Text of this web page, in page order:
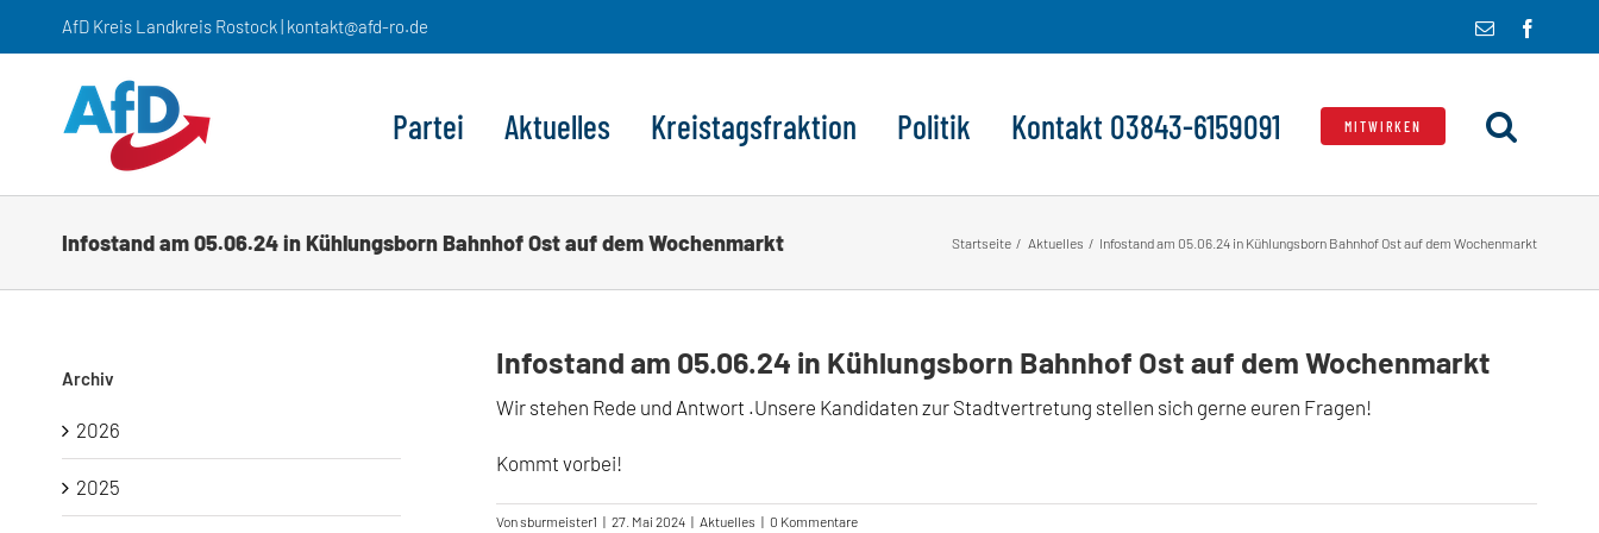
AfD Kreis Landkreis Rostock | kontakt@afd-ro.de
E-
Partei Aktuelles Kreistagsfraktion Politik Kontakt 03843-6159091 MITWIRKEN
Infostand am 05.06.24 in Kühlungsborn Bahnhof Ost auf dem Wochenmarkt Startseite Aktuelles Infostand am 05.06.24 in Kühlungsborn Bahnhof Ost auf dem Wochenmarkt
Infostand am 05.06.24 in Kühlungsborn Bahnhof Ost auf dem Wochenmarkt
Wir stehen Rede und Antwort .Unsere Kandidaten zur Stadtvertretung stellen sich gerne euren Fragen!
Kommt vorbei!
Vonsburmeister1 | 27. Mai 2024 | Aktuelles | 0 Kommentare
Archiv
2026
2025